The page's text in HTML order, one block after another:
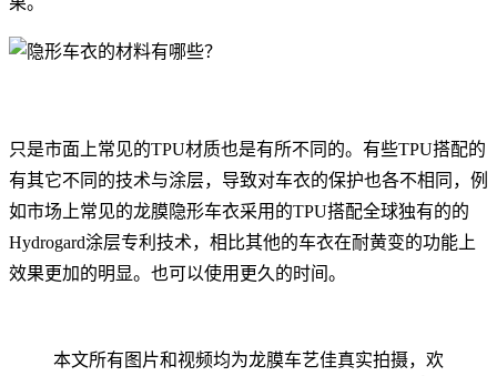
只是市面上常见的TPU材质也是有所不同的。有些TPU搭配的
有其它不同的技术与涂层，导致对车衣的保护也各不相同，例
如市场上常见的龙膜隐形车衣采用的TPU搭配全球独有的的
Hydrogard涂层专利技术，相比其他的车衣在耐黄变的功能上
效果更加的明显。也可以使用更久的时间。
本文所有图片和视频均为龙膜车艺佳真实拍摄，欢